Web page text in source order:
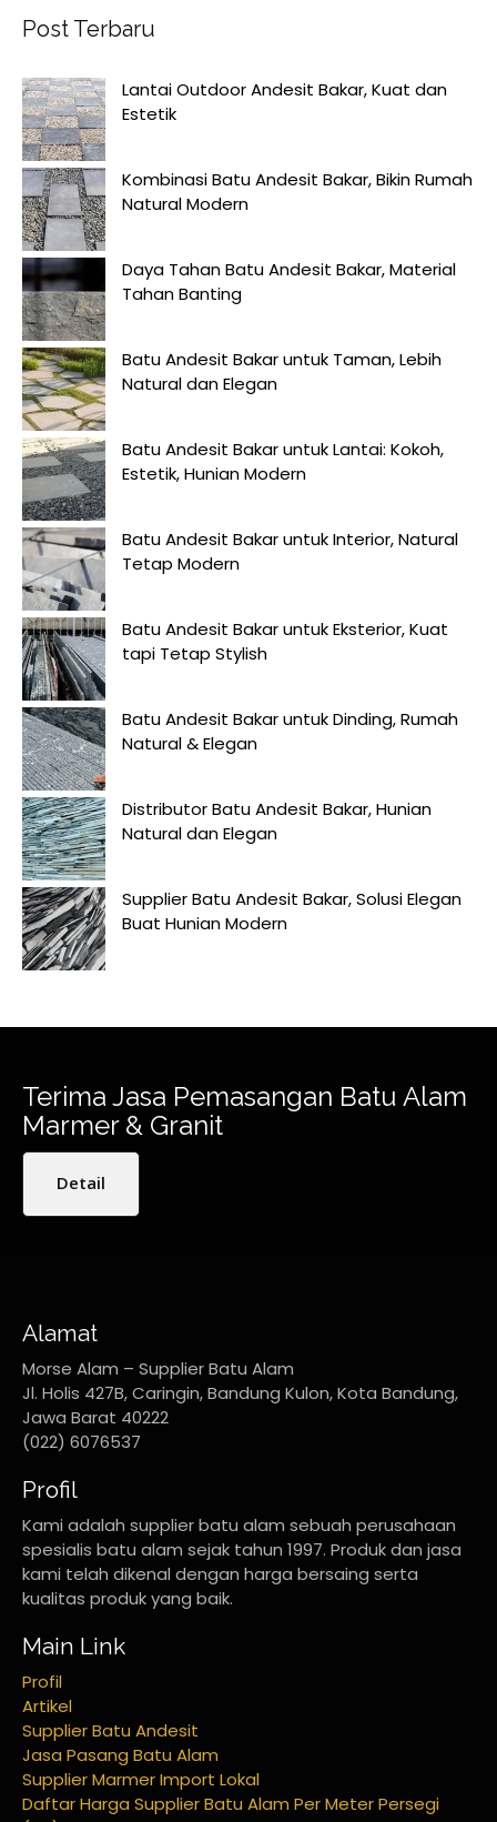
Post Terbaru
Lantai Outdoor Andesit Bakar, Kuat dan
Estetik
Kombinasi Batu Andesit Bakar, Bikin Rumah
Natural Modern
Daya Tahan Batu Andesit Bakar, Material
Tahan Banting
Batu Andesit Bakar untuk Taman, Lebih
Natural dan Elegan
Batu Andesit Bakar untuk Lantai: Kokoh,
Estetik, Hunian Modern
Batu Andesit Bakar untuk Interior, Natural
Tetap Modern
Batu Andesit Bakar untuk Eksterior, Kuat
tapi Tetap Stylish
Batu Andesit Bakar untuk Dinding, Rumah
Natural & Elegan
Distributor Batu Andesit Bakar, Hunian
Natural dan Elegan
Supplier Batu Andesit Bakar, Solusi Elegan
Buat Hunian Modern
Terima Jasa Pemasangan Batu Alam
Marmer & Granit
Detail
Alamat
Morse Alam – Supplier Batu Alam
Jl. Holis 427B, Caringin, Bandung Kulon, Kota Bandung,
Jawa Barat 40222
(022) 6076537
Profil
Kami adalah supplier batu alam sebuah perusahaan
spesialis batu alam sejak tahun 1997. Produk dan jasa
kami telah dikenal dengan harga bersaing serta
kualitas produk yang baik.
Main Link
Profil
Artikel
Supplier Batu Andesit
Jasa Pasang Batu Alam
Supplier Marmer Import Lokal
Daftar Harga Supplier Batu Alam Per Meter Persegi